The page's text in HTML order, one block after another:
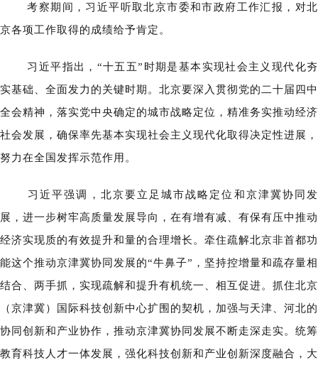
考察期间，习近平听取北京市委和市政府工作汇报，对北
京各项工作取得的成绩给予肯定。
习近平指出，“十五五”时期是基本实现社会主义现代化夯
实基础、全面发力的关键时期。北京要深入贯彻党的二十届四中
全会精神，落实党中央确定的城市战略定位，精准务实推动经济
社会发展，确保率先基本实现社会主义现代化取得决定性进展，
努力在全国发挥示范作用。
习近平强调，北京要立足城市战略定位和京津冀协同发
展，进一步树牢高质量发展导向，在有增有减、有保有压中推动
经济实现质的有效提升和量的合理增长。牵住疏解北京非首都功
能这个推动京津冀协同发展的“牛鼻子”，坚持控增量和疏存量相
结合、两手抓，实现疏解和提升有机统一、相互促进。抓住北京
（京津冀）国际科技创新中心扩围的契机，加强与天津、河北的
协同创新和产业协作，推动京津冀协同发展不断走深走实。统筹
教育科技人才一体发展，强化科技创新和产业创新深度融合，大